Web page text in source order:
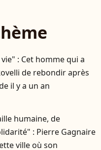
: Cet homme qui a
de rebondir après
il y a un an
humaine, de
: Pierre Gagnaire
ville où son